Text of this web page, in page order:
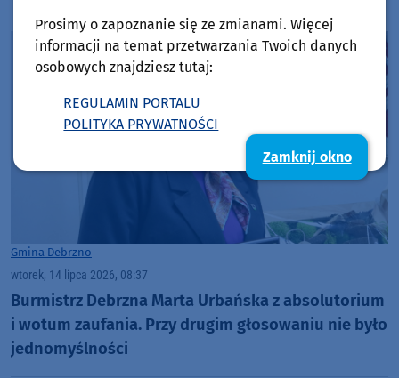
Gmina Debrzno
wtorek, 14 lipca 2026, 08:37
Burmistrz Debrzna Marta Urbańska z absolutorium
i wotum zaufania. Przy drugim głosowaniu nie było
jednomyślności
Prosimy o zapoznanie się ze zmianami. Więcej
informacji na temat przetwarzania Twoich danych
osobowych znajdziesz tutaj:
REGULAMIN PORTALU
POLITYKA PRYWATNOŚCI
Zamknij okno